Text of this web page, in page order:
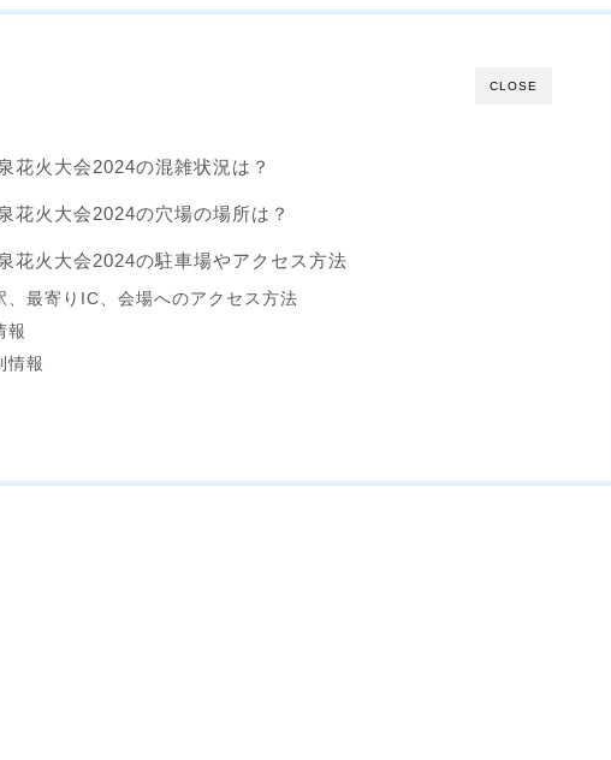
CLOSE
花火大会2024の混雑状況は？
花火大会2024の穴場の場所は？
花火大会2024の駐車場やアクセス方法
、最寄りIC、会場へのアクセス方法
報
情報